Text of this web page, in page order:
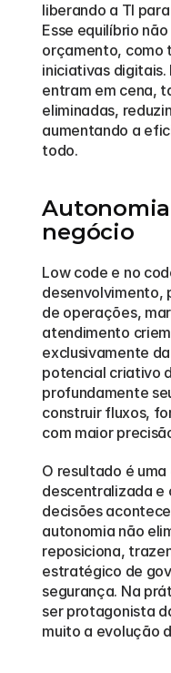
liberando a TI
Esse equilíbrio
orçamento, como
iniciativas digitais.
entram em cena,
eliminadas,
aumentando a
todo.
negócio
Low code e no
desenvolvimento,
de operações,
atendimento
exclusivamente
potencial criativo
profundamente
construir fluxos,
com maior
O resultado é
descentralizada e
decisões
autonomia não
reposiciona,
estratégico de
segurança. Na
ser protagonista
muito a evolução